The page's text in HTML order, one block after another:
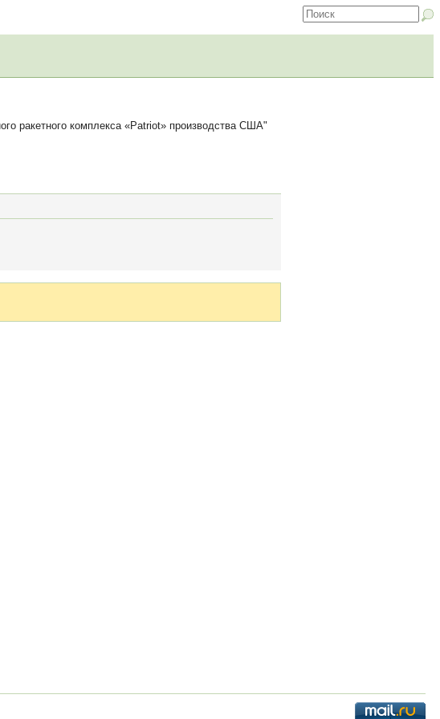
ракетного комплекса «Patriot» производства США"